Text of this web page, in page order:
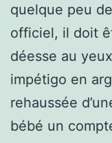
quelque peu
officiel, il doit
déesse au
impétigo en
rehaussée
bébé un